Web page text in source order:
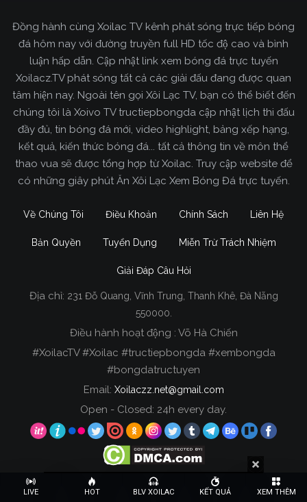
tin về bóng đá cực kỳ bổ ích mỗi ngày.
Xoilac TV Trực Tiếp Bóng Đá
Trong tất cả các website phát sóng bóng đá trực
tiếp hiện nay tại Việt Nam. Website được nhiều
người đánh giá và lựa chọn nhất phải kể đến
Xoilacz.TV bởi chúng tôi đã có tên tuổi trên thị
trường phát sóng trực tiếp bóng đá từ rất lâu cho
đến nay.
Đồng hành cùng Xoilac TV kênh phát sóng trực tiếp bóng
đá hôm nay với đường truyền full HD tốc độ cao và bình
luận hấp dẫn. Cập nhật link xem bóng đá trực tuyến
Xoilacz.TV phát sóng tất cả các giải đấu đang được quan
tâm hiện nay. Ngoài tên gọi Xôi Lạc TV, bạn có thể biết đến
chúng tôi là Xoivo TV tructiepbongda cập nhật lịch thi đấu
đầy đủ, tin bóng đá mới, video highlight, bảng xếp hạng,
kết quả, kiến thức bóng đá... tất cả thông tin về môn thể
thao vua sẽ được tổng hợp từ Xoilac. Truy cập website để
có những giây phút Ăn Xôi Lạc Xem Bóng Đá trực tuyến.
Về Chúng Tôi Điều Khoản Chính Sách Liên Hệ
Bản Quyền Tuyển Dụng Miễn Trừ Trách Nhiệm
Giải Đáp Câu Hỏi
Địa chỉ: 231 Đỗ Quang, Vĩnh Trung, Thanh Khê, Đà Nẵng
550000.
Điều hành hoạt động : Võ Hà Chiến
#XoilacTV #Xoilac #tructiepbongda #xembongda
#bongdatructuyen
Email: Xoilaczz.net@gmail.com
Open - Closed: 24h every day.
Copyright © 2020 Xoilac TV, All rights reserved.
LIVE HOT BLV XOILAC KẾT QUẢ XEM THÊM